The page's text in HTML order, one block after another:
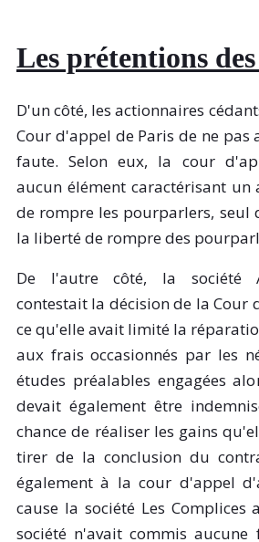
Les prétentions
D'un côté, les actionnaires
Cour d'appel de Paris de ne pas
faute. Selon eux, la cour
aucun élément caractérisant
de rompre les pourparlers, seul
la liberté de rompre des
De l'autre côté, la société
contestait la décision de la Cour
ce qu'elle avait limité la
aux frais occasionnés par les
études préalables engagées
devait également être
chance de réaliser les gains
tirer de la conclusion du
également à la cour d'appel
cause la société Les
société n'avait commis